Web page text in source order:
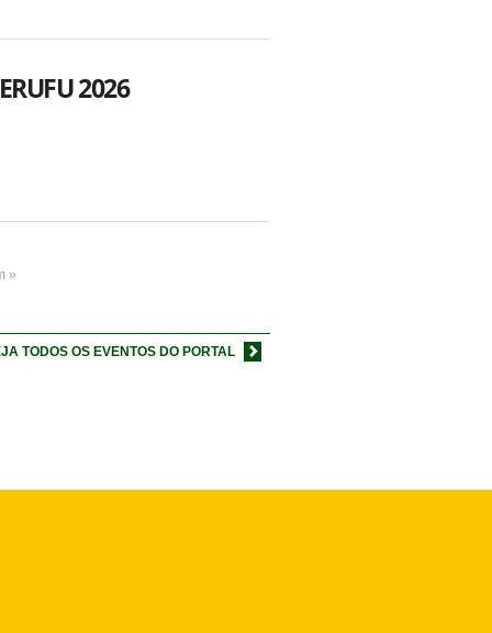
2026
»
TODOS OS EVENTOS DO PORTAL